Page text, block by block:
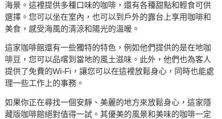
海景。這裡提供多種口味的咖啡，還有各種甜點和輕食可供
選擇。您可以坐在室內，也可以到戶外的露台上享用咖啡和
美食，感受海風的清涼和陽光的溫暖。
這家咖啡館還有一些獨特的特色，例如他們提供的是在地咖
啡豆，您可以品嚐到當地的風土滋味。此外，他們也為客人
提供了免費的Wi-Fi，讓您可以在這裡放鬆身心，同時也能處
理一些工作上的事務。
如果你正在尋找一個安靜、美麗的地方來放鬆身心，這家隱
藏版咖啡館絕對值得一試。其優美的風景和美味的咖啡一定